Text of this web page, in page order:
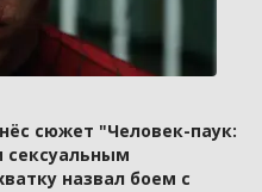
сюжет "Человек-паук:
сексуальным
назвал боем с